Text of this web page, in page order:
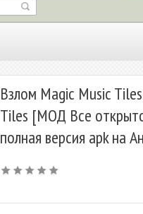
Взлом Magic Music
Tiles [МОД Все
полная версия apk на